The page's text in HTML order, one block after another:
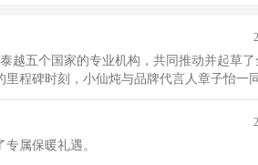
越五个国家的专业机构，共同推动并起草
程碑时刻，小仙炖与品牌代言人章子怡一
努力。
属保暖礼遇。